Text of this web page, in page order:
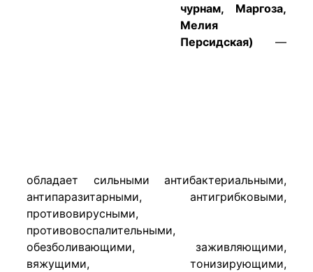
чурнам, Маргоза,
Мелия
Персидская) —
обладает сильными антибактериальными,
антипаразитарными, антигрибковыми,
противовирусными,
противовоспалительными,
обезболивающими, заживляющими,
вяжущими, тонизирующими,